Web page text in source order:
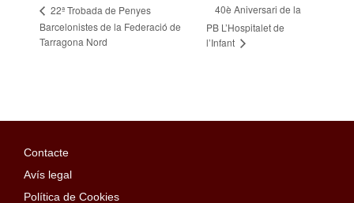
22ª Trobada de Penyes
Barcelonistes de la Federació de
Tarragona Nord
40è Aniversari de la
PB L’Hospitalet de
l’Infant
Contacte
Avís legal
Política de Cookies